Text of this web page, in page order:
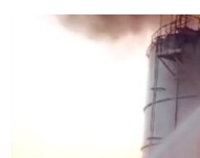
СИБИРЬ.РЕАЛИИ
РАСПИСАНИЕ ВЕЩАНИЯ
ПОДПИШИТЕСЬ НА